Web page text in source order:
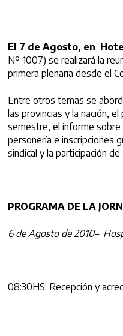
El 7 de Agosto, en
Nº 1007) se realizará la
primera plenaria desde el
Entre otros temas se
las provincias y la nación,
semestre, el informe sobre
personería e inscripciones
sindical y la participación
PROGRAMA DE LA
6 de Agosto de 2010–
08:30HS: Recepción y